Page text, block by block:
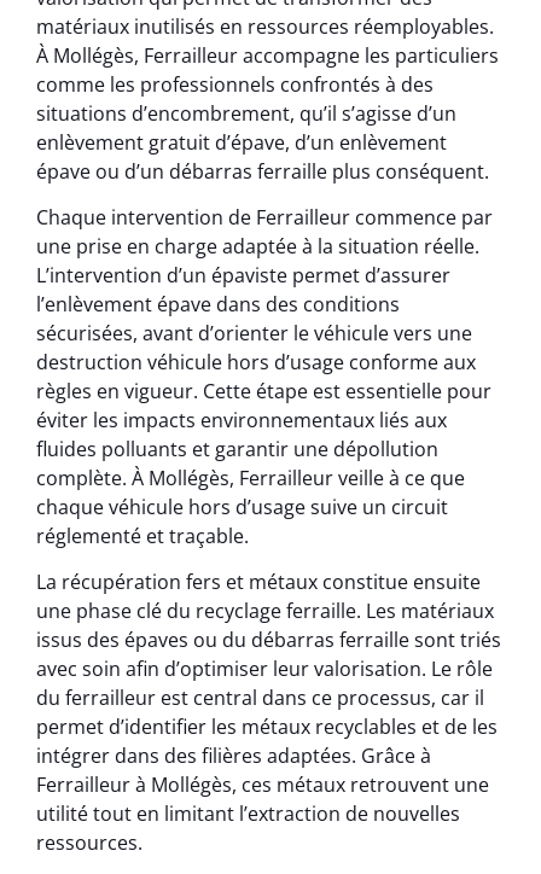
matériaux inutilisés en ressources réemployables.
À Mollégès, Ferrailleur accompagne les particuliers
comme les professionnels confrontés à des
situations d’encombrement, qu’il s’agisse d’un
enlèvement gratuit d’épave, d’un enlèvement
épave ou d’un débarras ferraille plus conséquent.
Chaque intervention de Ferrailleur commence par
une prise en charge adaptée à la situation réelle.
L’intervention d’un épaviste permet d’assurer
l’enlèvement épave dans des conditions
sécurisées, avant d’orienter le véhicule vers une
destruction véhicule hors d’usage conforme aux
règles en vigueur. Cette étape est essentielle pour
éviter les impacts environnementaux liés aux
fluides polluants et garantir une dépollution
complète. À Mollégès, Ferrailleur veille à ce que
chaque véhicule hors d’usage suive un circuit
réglementé et traçable.
La récupération fers et métaux constitue ensuite
une phase clé du recyclage ferraille. Les matériaux
issus des épaves ou du débarras ferraille sont triés
avec soin afin d’optimiser leur valorisation. Le rôle
du ferrailleur est central dans ce processus, car il
permet d’identifier les métaux recyclables et de les
intégrer dans des filières adaptées. Grâce à
Ferrailleur à Mollégès, ces métaux retrouvent une
utilité tout en limitant l’extraction de nouvelles
ressources.